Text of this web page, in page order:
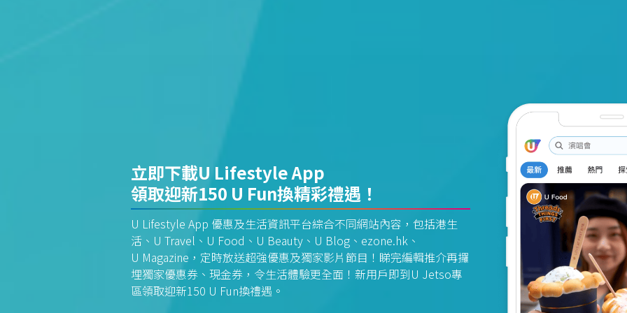
立即下載U Lifestyle App
領取迎新150 U Fun換精彩禮遇！
U Lifestyle App 優惠及生活資訊平台綜合不同網站內容，包括港生
活、U Travel、U Food、U Beauty、U Blog、ezone.hk、
U Magazine，定時放送超強優惠及獨家影片節目！睇完編輯推介再攞
埋獨家優惠券、現金券，令生活體驗更全面！新用戶即到U Jetso專
區領取迎新150 U Fun換禮遇。